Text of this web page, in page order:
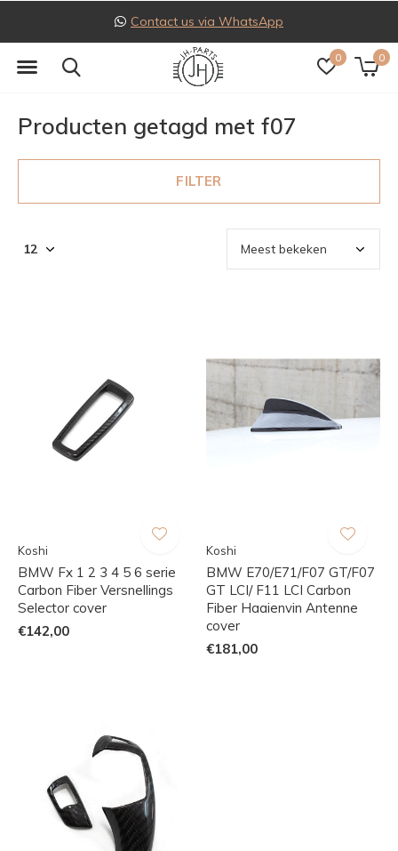
0 0
Contact us via WhatsApp
Producten getagd met f07
FILTER
Koshi
BMW Fx 1 2 3 4 5 6 serie
Carbon Fiber Versnellings
Selector cover
€142,00
Koshi
BMW E70/E71/F07 GT/F07
GT LCI/ F11 LCI Carbon
Fiber Haaienvin Antenne
cover
€181,00